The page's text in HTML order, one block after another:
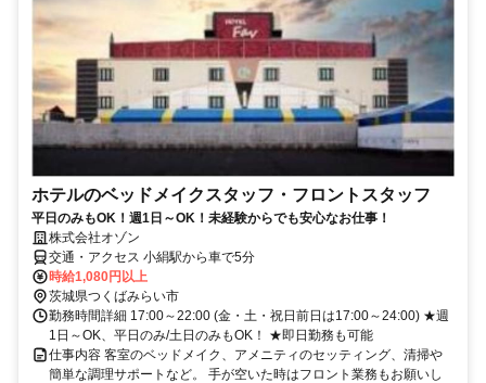
ホテルのベッドメイクスタッフ・フロントスタッフ
平日のみもOK！週1日～OK！未経験からでも安心なお仕事！
株式会社オゾン
交通・アクセス 小絹駅から車で5分
時給1,080円以上
茨城県つくばみらい市
勤務時間詳細 17:00～22:00 (金・土・祝日前日は17:00～24:00) ★週
1日～OK、平日のみ/土日のみもOK！ ★即日勤務も可能
仕事内容 客室のベッドメイク、アメニティのセッティング、清掃や
簡単な調理サポートなど。 手が空いた時はフロント業務もお願いし